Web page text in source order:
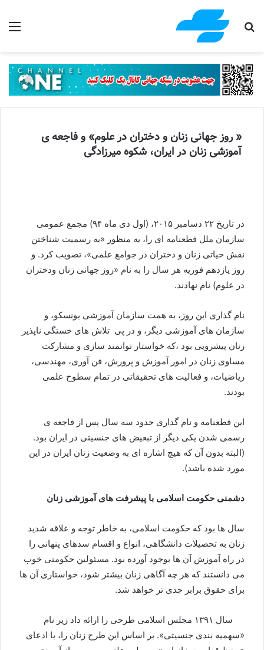
جستجو برای
« روز جهانی زنان و دختران در علوم» و فاجعه ی
آموزشی زنان در ایران، شکوه میرزادگی
در تاریخ ۲۲ دسامبر ۲۰۱۵، (اول دی ماه ۹۴) مجمع عمومی
سازمان ملل قطعنامه ای را، به منظور «به رسمیت شناختن
نقش حیاتی زنان و دختران در جوامع علمی»، تصویب کرد. و
روز یازدهم فوریه هر سال را به نام «روز جهانی زنان ودختران
در علوم) نام نهادند.
نام گذاری این روز، به همت سازمان آموزشی یونسکو، و
سازمان های آموزشی دیگر، و در پی تلاش های خستگی ناپذیر
زنان پیشرویی بود ،که خواستار توانمند سازی و مشارکت
مساوی زنان در امور آموزش و پرورش، فن آوری، مهندسی،
ریاضیات، و فعالیت های تحقیقاتی در تمام سطوح علمی
بودند.
این قطعنامه و نام گذاری حدود سه سال پس از فاجعه ی
رسمی شدن یکی دیگر از تبعیض های جنسیتی در ایران بود.
(البته بدون آن که هیچ اشاره ای به وضعیت زنان ایران در این
مورد شده باشد).
دشمنی حکومت اسلامی با پیشرفت های آموزشی زنان
سال ها بود که حکومت اسلامی، به خاطر توجه و علاقه شدید
زنان به تحصیلات دانشگاهی، انواع و اقسام سدهای پنهانی را
در راه آموزش آن ها بوجود آورده بود. مسئولین حکومتی خوب
می دانستند که هر چه آگاهی زنان بیشتر شود، خواستاری آن ها
برای حقوق برابر جدی تر خواهد شد.
سال ۱۳۹۱ مجلس اسلامی طرحی را ارائه داد زیر نام
«سهمیه بندی جنسیتی». بر اساس این طرح زنان را، با ادعای